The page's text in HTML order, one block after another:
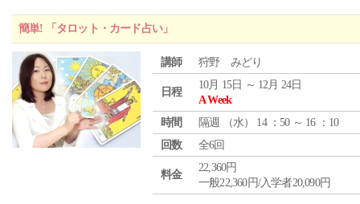
簡単! 「タロット・カード占い」
講師 狩野 みどり
日程
10月 15日 ～ 12月 24日
A Week
時間
隔週 （水） 14 ：50 ～ 16 ：10
回数
全6回
料金
22,360円
一般22,360円/入学者20,090円